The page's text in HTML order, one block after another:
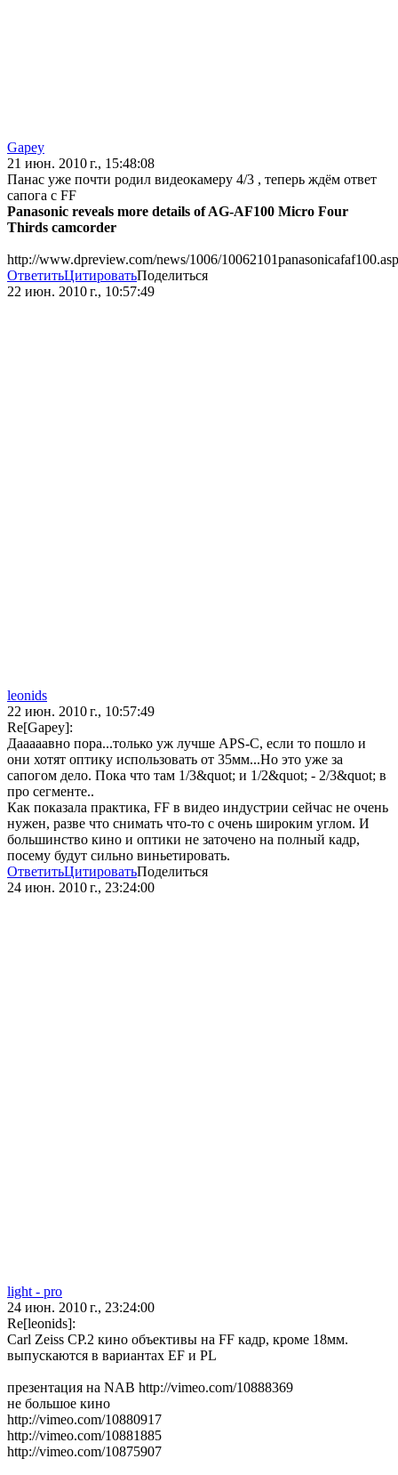
Gapey
21 июн. 2010 г., 15:48:08
Панас уже почти родил видеокамеру 4/3 , теперь ждём ответ
сапога с FF
Panasonic reveals more details of AG-AF100 Micro Four
Thirds camcorder
http://www.dpreview.com/news/1006/10062101panasonicafaf100.asp
ОтветитьЦитироватьПоделиться
22 июн. 2010 г., 10:57:49
leonids
22 июн. 2010 г., 10:57:49
Re[Gapey]:
Дааааавно пора...только уж лучше APS-C, если то пошло и
они хотят оптику использовать от 35мм...Но это уже за
сапогом дело. Пока что там 1/3&quot; и 1/2&quot; - 2/3&quot; в
про сегменте..
Как показала практика, FF в видео индустрии сейчас не очень
нужен, разве что снимать что-то с очень широким углом. И
большинство кино и оптики не заточено на полный кадр,
посему будут сильно виньетировать.
ОтветитьЦитироватьПоделиться
24 июн. 2010 г., 23:24:00
light - pro
24 июн. 2010 г., 23:24:00
Re[leonids]:
Carl Zeiss CP.2 кино объективы на FF кадр, кроме 18мм.
выпускаются в вариантах EF и PL
презентация на NAB http://vimeo.com/10888369
не большое кино
http://vimeo.com/10880917
http://vimeo.com/10881885
http://vimeo.com/10875907